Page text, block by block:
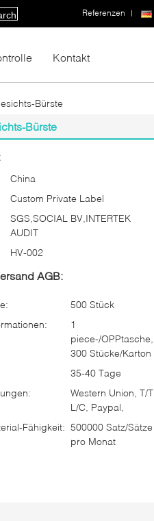
Referenzen |
Kontakt
Bürste
Bürste
China
Custom Private Label
SGS,SOCIAL BV,INTERTEK
AUDIT
HV-002
AGB:
500 Stück
1
piece-/OPPtasche,
300 Stücke/Karton
35-40 Tage
Western Union, T/T,
L/C, Paypal,
Fähigkeit: 500000 Satz/Sätze
pro Monat